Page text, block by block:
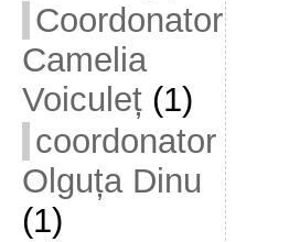
Coordonator
Camelia
Voiculeț(1)
coordonator
Olguța Dinu
(1)